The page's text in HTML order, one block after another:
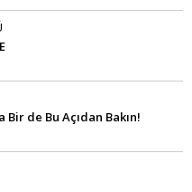
Bir de Bu Açıdan Bakın!